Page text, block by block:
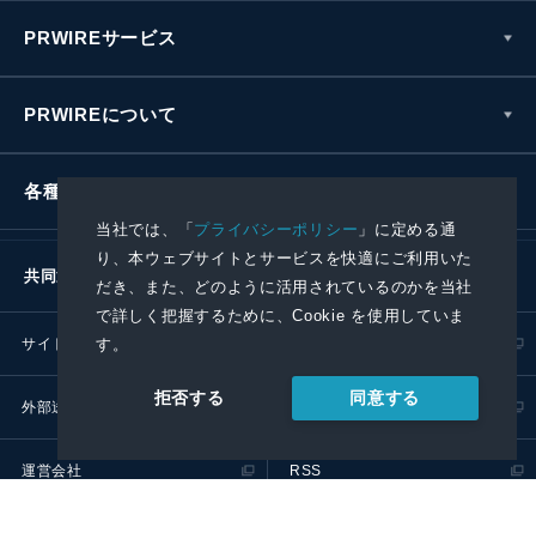
当社では、「プライバシーポリシー 」に定める通
り、本ウェブサイトとサービスを快適にご利用いた
だき、また、どのように活用されているのかを当社
で詳しく把握するために、Cookie を使用していま
す。
拒否する 同意する
PRWIREサービス
PRWIREについて
各種お問い合わせ
共同通信社グループ
サイトポリシー
外部送信ポリシー プレスリリース取扱基準
運営会社 RSS